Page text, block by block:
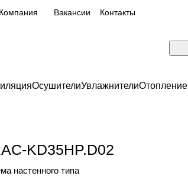
Компания Вакансии Контакты
ОсушителиУвлажнителиОтопление
KD35HP.D02
настенного типа